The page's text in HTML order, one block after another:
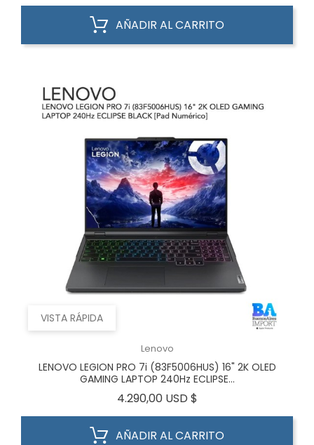
AÑADIR AL CARRITO
VISTA RÁPIDA
Lenovo
LENOVO LEGION PRO 7i (83F5006HUS) 16" 2K OLED
GAMING LAPTOP 240Hz ECLIPSE...
4.290,00 USD $
AÑADIR AL CARRITO